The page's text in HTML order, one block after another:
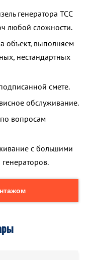
генератора ТСС
любой сложности.
объект, выполняем
нестандартных
смете.
обслуживание.
вопросам
с большими